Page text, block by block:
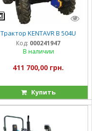
Трактор KENTAVR B 504U
Код: 000241947
В наличии
411 700,00 грн.
Купить